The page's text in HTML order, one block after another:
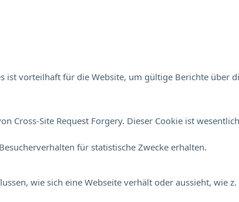
vorteilhaft für die Website, um gültige Berichte über
Cross-Site Request Forgery. Dieser Cookie ist
für statistische Zwecke erhalten.
wie sich eine Webseite verhält oder aussieht, wie